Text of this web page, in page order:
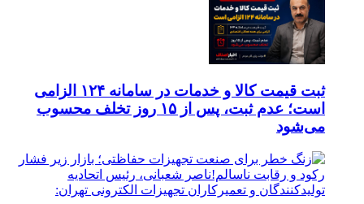
ثبت قیمت کالا و خدمات در سامانه ۱۲۴ الزامی
است؛ عدم ثبت، پس از ۱۵ روز تخلف محسوب
می‌شود